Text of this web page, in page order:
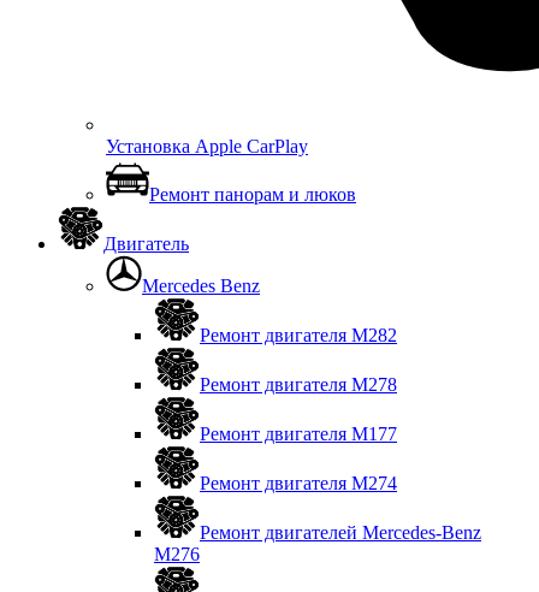
Установка Apple CarPlay
Ремонт панорам и люков
Двигатель
Mercedes Benz
Ремонт двигателя М282
Ремонт двигателя М278
Ремонт двигателя М177
Ремонт двигателя М274
Ремонт двигателей Mercedes-Benz
M276